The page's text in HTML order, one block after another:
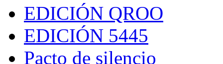
EDICIÓN QROO
EDICIÓN 5445
Pacto de silencio